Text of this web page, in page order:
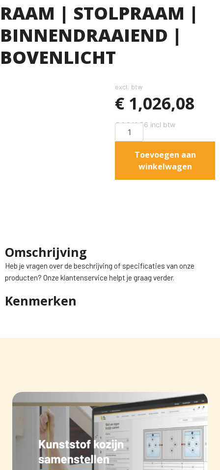
RAAM | STOLPRAAM |
BINNENDRAAIEND |
BOVENLICHT
excl. btw
€ 1,026,08
€1,241,56 incl btw
Toevoegen aan
winkelwagen
Omschrijving
Heb je vragen over de beschrijving of specificaties van onze
producten? Onze klantenservice helpt je graag verder.
Kenmerken